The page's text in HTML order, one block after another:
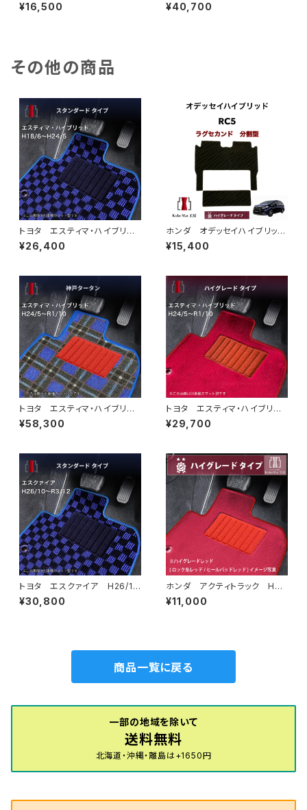
フロアマット一式 カーマット
¥16,500
フロアマット一式 カーマット
¥40,700
その他の商品
トヨタ エスティマ・ハイブリッ
ド H18/6〜H24/5（前期） 2
0系 フロアマット一式 カーマ
¥26,400
ホンダ オデッセイハイブリッ
ド e:HEV R5/12〜 RC5
ラグセカンド ラグマット 2列
¥15,400
トヨタ エスティマ・ハイブリッ
ド H24/5〜R1/10（後期） 20
系 フロアマット一式 カーマッ
¥58,300
トヨタ エスティマ・ハイブリッ
ド H24/5〜R1/10（後期） 20
系 フロアマット一式 カーマッ
¥29,700
トヨタ エスクァイア H26/1
0〜R3/12 80系 フロアマッ
ト一式 カーマット スタンダー
¥30,800
ホンダ アクティトラック H21/
12〜R3/4 HA8・HA9 フロ
アマット一式 カーマット ハイ
¥11,000
商品一覧に戻る
一部の地域を除いて
送料無料
北海道・沖縄・離島は+1650円